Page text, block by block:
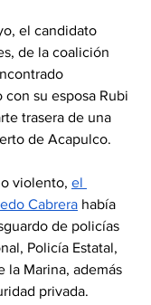
el candidato
de la coalición
su esposa Rubi
trasera de una
de Acapulco.
violento, el
Cabrera había
de policías
Policía Estatal,
la Marina, además
privada.